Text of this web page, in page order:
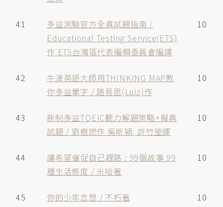
41
多益測驗官方全真試題指南 /
Educational Testing Service(ETS)
作 ETS台灣區代表編輯委員會編譯
10
42
牛津英語大師用THINKING MAP教
你多益單字 / 路易思(Luiz)作
10
43
新制多益TOEIC聽力解題策略+擬真
試題 / 劉樹燃作 吳昕穎, 許竹瑩譯
10
44
讓希望催促自己趕路 : 99個故事 99
種生活態度 / 米哈著
10
45 你的少年念想 / 不朽著 10